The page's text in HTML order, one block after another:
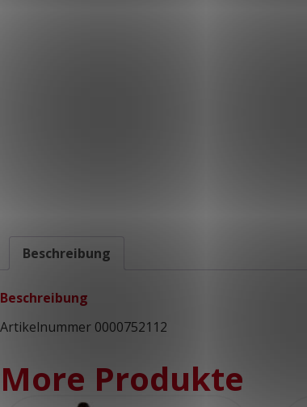
Beschreibung
Beschreibung
Artikelnummer 0000752112
More Produkte